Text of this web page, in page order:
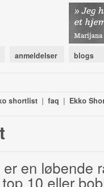
anmeldelser blogs
shortlist | faq | Ekko
en løbende
10 eller